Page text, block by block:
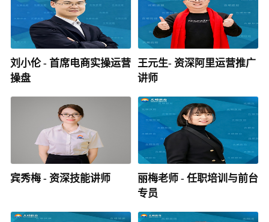
刘小伦 - 首席电商实操运营
操盘
王元生- 资深阿里运营推广
讲师
宾秀梅 - 资深技能讲师
丽梅老师 - 任职培训与前台
专员